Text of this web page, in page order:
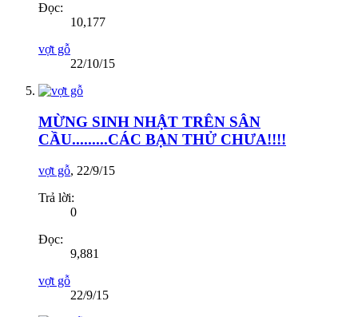
Đọc:
10,177
vợt gỗ
22/10/15
MỪNG SINH NHẬT TRÊN SÂN
CẦU.........CÁC BẠN THỬ CHƯA!!!!
vợt gỗ, 22/9/15
Trả lời:
0
Đọc:
9,881
vợt gỗ
22/9/15